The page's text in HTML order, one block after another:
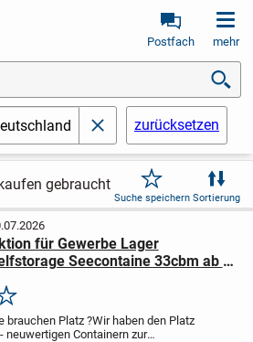
Postfach mehr
schließenzurücksetzen
gebraucht
Suche speichern Sortierung
für Gewerbe Lager
Seecontaine 33cbm ab 2.
Merken
brauchen Platz ?Wir haben den Platz
neuwertigen Containern zur